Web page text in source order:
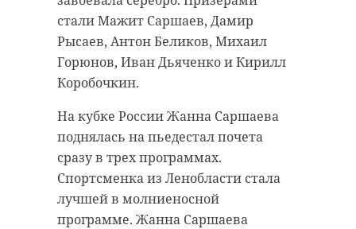
стали Мажит Саршаев, Дамир
Рысаев, Антон Беликов, Михаил
Горюнов, Иван Дьяченко и Кирилл
Коробочкин.
На кубке России Жанна Саршаева
поднялась на пьедестал почета
сразу в трех программах.
Спортсменка из Ленобласти стала
лучшей в молниеносной
программе. Жанна Саршаева